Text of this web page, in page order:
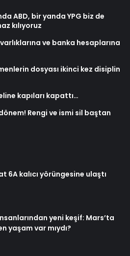
ABD, bir yanda YPG biz de
kılıyoruz
ve banka hesaplarına
dosyası ikinci kez disiplin
kapıları kapattı…
Rengi ve ismi sil baştan
6A kalıcı yörüngesine ulaştı
yeni keşif: Mars’ta
yaşam var mıydı?